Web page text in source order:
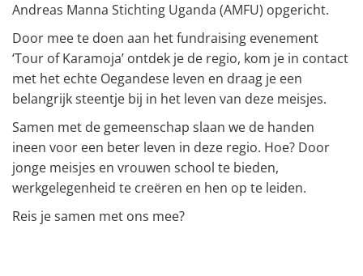
Andreas Manna Stichting Uganda (AMFU) opgericht.
Door mee te doen aan het fundraising evenement
‘Tour of Karamoja’ ontdek je de regio, kom je in contact
met het echte Oegandese leven en draag je een
belangrijk steentje bij in het leven van deze meisjes.
Samen met de gemeenschap slaan we de handen
ineen voor een beter leven in deze regio. Hoe? Door
jonge meisjes en vrouwen school te bieden,
werkgelegenheid te creëren en hen op te leiden.
Reis je samen met ons mee?